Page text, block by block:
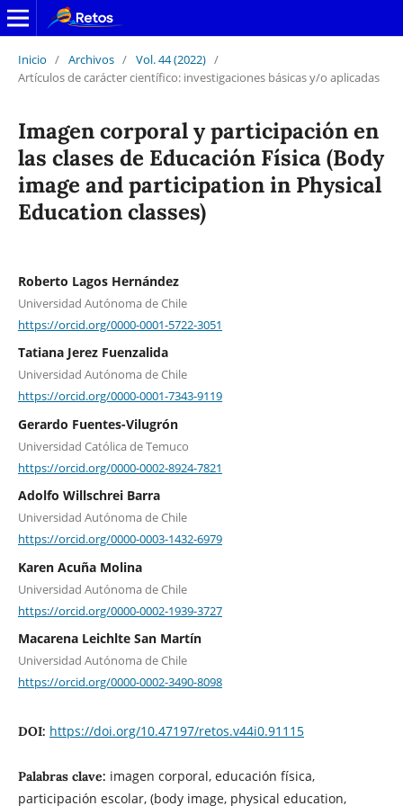
Inicio / Archivos / Vol. 44 (2022) /
Artículos de carácter científico: investigaciones básicas y/o aplicadas
Imagen corporal y participación en
las clases de Educación Física (Body
image and participation in Physical
Education classes)
Roberto Lagos Hernández
Universidad Autónoma de Chile
https://orcid.org/0000-0001-5722-3051
Tatiana Jerez Fuenzalida
Universidad Autónoma de Chile
https://orcid.org/0000-0001-7343-9119
Gerardo Fuentes-Vilugrón
Universidad Católica de Temuco
https://orcid.org/0000-0002-8924-7821
Adolfo Willschrei Barra
Universidad Autónoma de Chile
https://orcid.org/0000-0003-1432-6979
Karen Acuña Molina
Universidad Autónoma de Chile
https://orcid.org/0000-0002-1939-3727
Macarena Leichlte San Martín
Universidad Autónoma de Chile
https://orcid.org/0000-0002-3490-8098
DOI: https://doi.org/10.47197/retos.v44i0.91115
Palabras clave: imagen corporal, educación física,
participación escolar, (body image, physical education,